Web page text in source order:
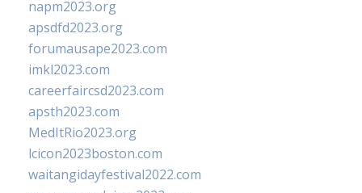
napm2023.org
apsdfd2023.org
forumausape2023.com
imkl2023.com
careerfaircsd2023.com
apsth2023.com
MedItRio2023.org
lcicon2023boston.com
waitangidayfestival2022.com